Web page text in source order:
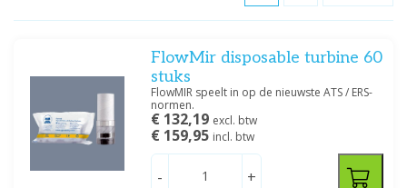
Medische Vakhandel(1)
MIR(18)
Prijs
FlowMir disposable turbine 60
stuks
FlowMIR speelt in op de nieuwste ATS / ERS-
normen.
€ 132,19 excl. btw
€ 159,95 incl. btw
- +